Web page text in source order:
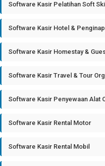
Software Kasir Pelatihan Soft
Software Kasir Hotel &
Software Kasir Homestay &
Software Kasir Travel & Tour
Software Kasir Penyewaan Alat
Software Kasir Rental Motor
Software Kasir Rental Mobil